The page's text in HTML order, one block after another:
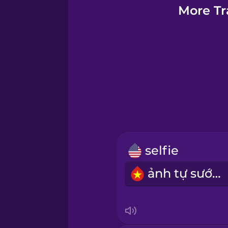
Hungarian
More
selfie
ảnh tự sướng